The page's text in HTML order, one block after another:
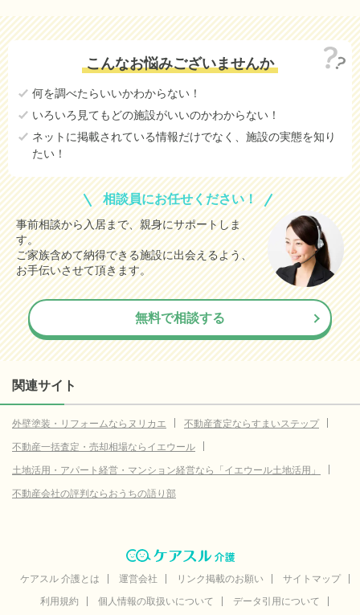
15.0
加古川市 14.1
14.0
神戸市長田区
神戸市北区
神戸市須磨区 10.2万円
豊岡市 6.8万円
明石市 3.6
神戸市灘区(参考値) 15.2万円
神戸市兵庫区(参考値) 7.9万円
芦屋市 69.8万円
西脇市(参考値) 15.0万円
高砂市(参考値)
小野市(参考値) 35.4
丹波篠山市 (参考値) 5.0
丹波市(参考値)
宍粟市 (参考値) 20.0 万円
加東市(参考値) 29.8
こんなお悩みございませんか
何を調べたらいいかわからない！
いろいろ見てもどの施設がいいのかわからない！
ネットに掲載されている情報だけでなく、施設の実態を知り
たい！
相談員にお任せください！
事前相談から入居まで、親身にサポートしま
す。
ご家族含めて納得できる施設に出会えるよう、
お手伝いさせて頂きます。
無料で相談する
関連サイト
外壁塗装・リフォームならヌリカエ
不動産査定ならすまいステップ
不動産一括査定・売却相場ならイエウール
土地活用・アパート経営・マンション経営なら「イエウール土地活用」
不動産会社の評判ならおうちの語り部
ケアスル 介護とは 運営会社 リンク掲載のお願い
サイトマップ
利用規約
個人情報の取扱いについて データ引用について